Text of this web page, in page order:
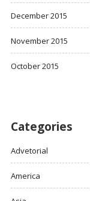
December 2015
November 2015
October 2015
Categories
Advetorial
America